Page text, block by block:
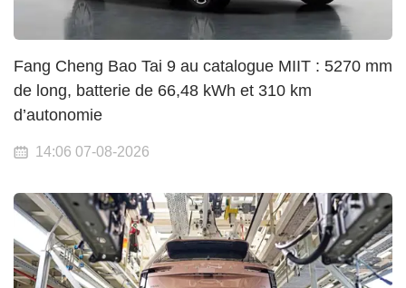
Fang Cheng Bao Tai 9 au catalogue MIIT : 5270 mm
de long, batterie de 66,48 kWh et 310 km
d’autonomie
14:06 07-08-2026